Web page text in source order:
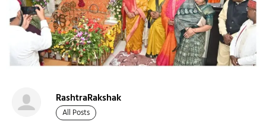
RashtraRakshak
All Posts